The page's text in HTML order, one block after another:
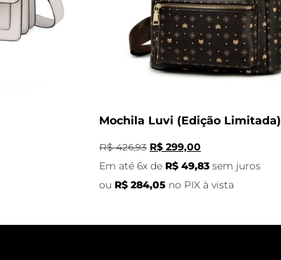
Mochila Luvi (Edição Limitada)
R$426,93 R$ 299,00
Em até 6x de R$ 49,83 sem juros
ou R$ 284,05 no PIX à vista